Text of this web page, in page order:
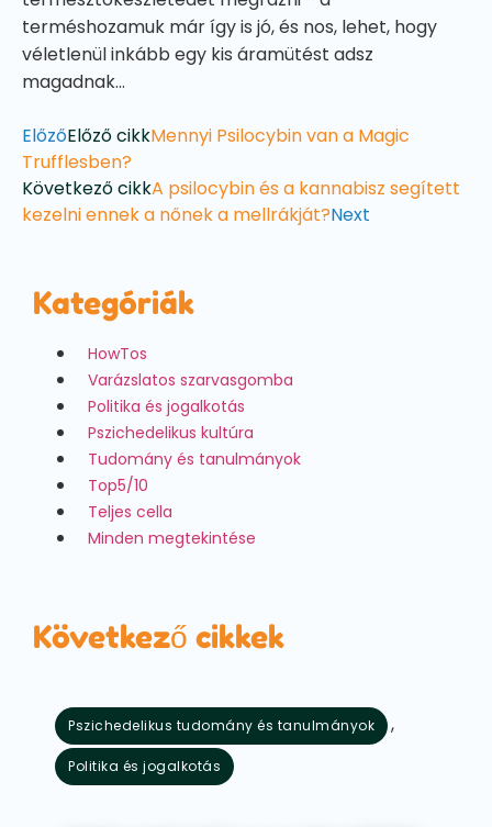
terméshozamuk már így is jó, és nos, lehet, hogy
véletlenül inkább egy kis áramütést adsz
magadnak...
ElőzőElőző cikkMennyi Psilocybin van a Magic
Trufflesben?
Következő cikkA psilocybin és a kannabisz segített
kezelni ennek a nőnek a mellrákját?Next
Kategóriák
HowTos
Varázslatos szarvasgomba
Politika és jogalkotás
Pszichedelikus kultúra
Tudomány és tanulmányok
Top5/10
Teljes cella
Minden megtekintése
Következő cikkek
Pszichedelikus tudomány és tanulmányok ,
Politika és jogalkotás